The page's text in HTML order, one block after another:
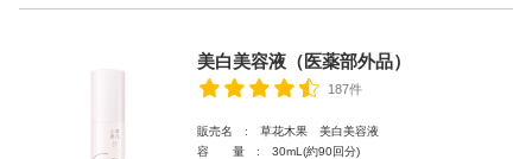
美白美容液（医薬部外品）
187件
販売名 : 草花木果 美白美容液
容 量 : 30mL(約90回分)